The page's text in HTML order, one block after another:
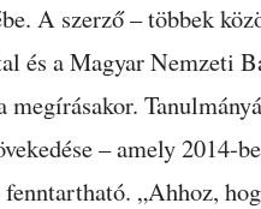
A szerző – többek
és a Magyar Nemzeti
– amely 2014-
„Ahhoz,